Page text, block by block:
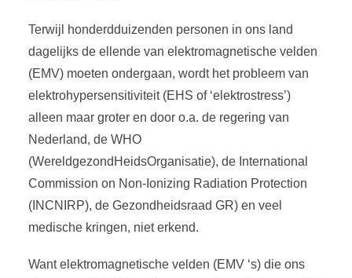
Terwijl honderdduizenden personen in ons land
dagelijks de ellende van elektromagnetische velden
(EMV) moeten ondergaan, wordt het probleem van
elektrohypersensitiviteit (EHS of ‘elektrostress’)
alleen maar groter en door o.a. de regering van
Nederland, de WHO
(WereldgezondHeidsOrganisatie), de International
Commission on Non-Ionizing Radiation Protection
(INCNIRP), de Gezondheidsraad GR) en veel
medische kringen, niet erkend.
Want elektromagnetische velden (EMV ‘s) die ons